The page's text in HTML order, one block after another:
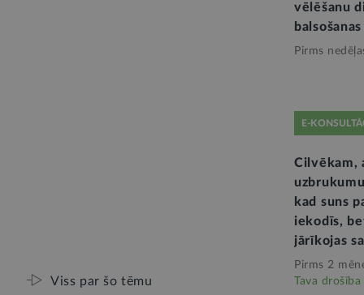
vēlēšanu
Pirms
E-
Cilvēkam,
kad suns
iekodīs,
jārīkojas
Pirms 2
Tava drošība
Viss par šo tēmu